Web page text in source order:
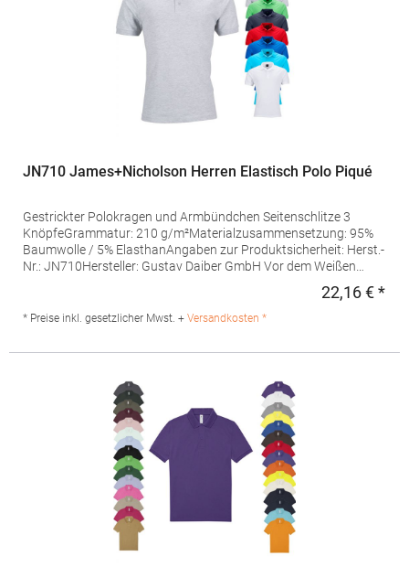
JN710 James+Nicholson Herren Elastisch Polo Piqué
Gestrickter Polokragen und Armbündchen Seitenschlitze 3
KnöpfeGrammatur: 210 g/m²Materialzusammensetzung: 95%
Baumwolle / 5% ElasthanAngaben zur Produktsicherheit: Herst.-
Nr.: JN710Hersteller: Gustav Daiber GmbH Vor dem Weißen
22,16 € *
* Preise inkl. gesetzlicher Mwst. + Versandkosten *